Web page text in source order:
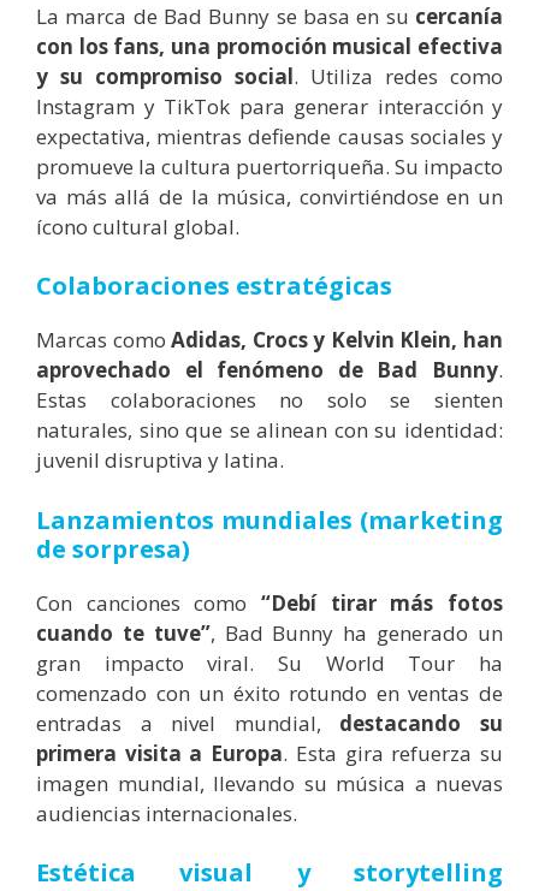
La marca de Bad Bunny se basa en su cercanía
con los fans, una promoción musical efectiva
y su compromiso social. Utiliza redes como
Instagram y TikTok para generar interacción y
expectativa, mientras defiende causas sociales y
promueve la cultura puertorriqueña. Su impacto
va más allá de la música, convirtiéndose en un
ícono cultural global.
Colaboraciones estratégicas
Marcas comoAdidas, Crocs y Kelvin Klein, han
aprovechado el fenómeno de Bad Bunny.
Estas colaboraciones no solo se sienten
naturales, sino que se alinean con su identidad:
juvenil disruptiva y latina.
Lanzamientos mundiales (marketing
de sorpresa)
Con canciones como “Debí tirar más fotos
cuando te tuve”, Bad Bunny ha generado un
gran impacto viral. Su World Tour ha
comenzado con un éxito rotundo en ventas de
entradas a nivel mundial, destacando su
primera visita a Europa. Esta gira refuerza su
imagen mundial, llevando su música a nuevas
audiencias internacionales.
Estética visual y storytelling